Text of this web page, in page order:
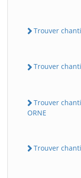
Trouver
Trouver
Trouver
ORNE
Trouver